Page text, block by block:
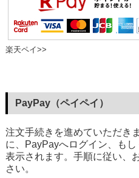
楽天ペイ>>
PayPay（ペイペイ）
注文手続きを進めていただき
に、PayPayへログイン、も
表示されます。手順に従い、
さい。